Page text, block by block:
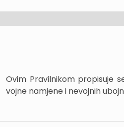
Ovim Pravilnikom propisuje
vojne namjene i nevojnih